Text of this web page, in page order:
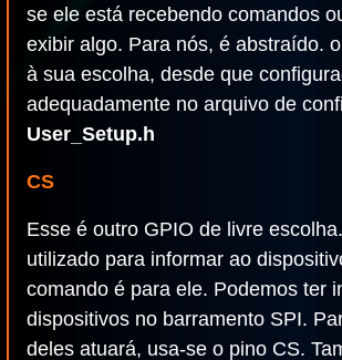
se ele está recebendo comandos
exibir algo. Para nós, é abstraído.
à sua escolha, desde que
adequadamente no arquivo de
User_Setup.h
CS
Esse é outro GPIO de livre
utilizado para informar ao
comando é para ele. Podemos ter
dispositivos no barramento SPI.
deles atuará, usa-se o pino CS.